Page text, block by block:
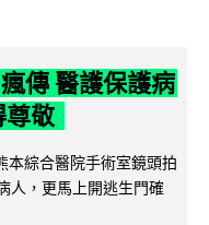
傳 醫護保護病
尊敬
本綜合醫院手術室鏡頭拍
人，更馬上開逃生門確